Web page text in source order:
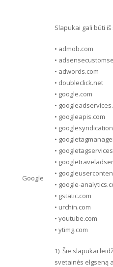
Google
Slapukai gali būti
• admob.com
•
• adwords.com
• doubleclick.net
• google.com
•
• googleapis.com
•
•
•
•
•
• google-
• gstatic.com
• urchin.com
• youtube.com
• ytimg.com
1) Šie slapukai
svetainės elgseną